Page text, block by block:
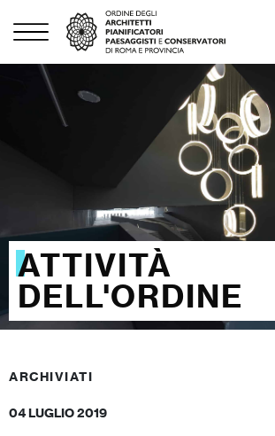
ATTIVITÀ
DELL'ORDINE
ARCHIVIATI
04 LUGLIO 2019